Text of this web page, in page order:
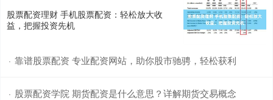
股票配资理财 手机股票配资：轻松放大收
益，把握投资先机
· 靠谱股票配资 专业配资网站，助你股市驰骋，轻松获利
· 股票配资学院 期货配资是什么意思？详解期货交易概念